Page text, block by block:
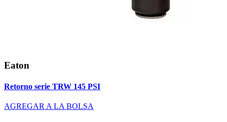
Eaton
Retorno serie TRW 145 PSI
AGREGAR A LA BOLSA